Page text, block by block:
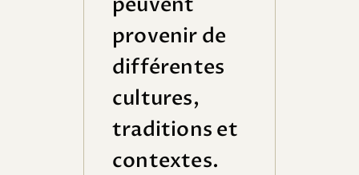
provenir de
différentes
cultures,
traditions et
contextes.